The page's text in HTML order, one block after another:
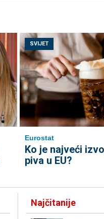
SVIJET
Eurostat
Ko je najveći
piva u EU?
Najčitanije